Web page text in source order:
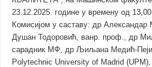
23.12.2025. године у времену од
Комисијом у саставу: др
Душан Тодоровић, ванр. проф., др
сарадник МФ, др Љиљана Медић-
Polytechnic University of Madrid